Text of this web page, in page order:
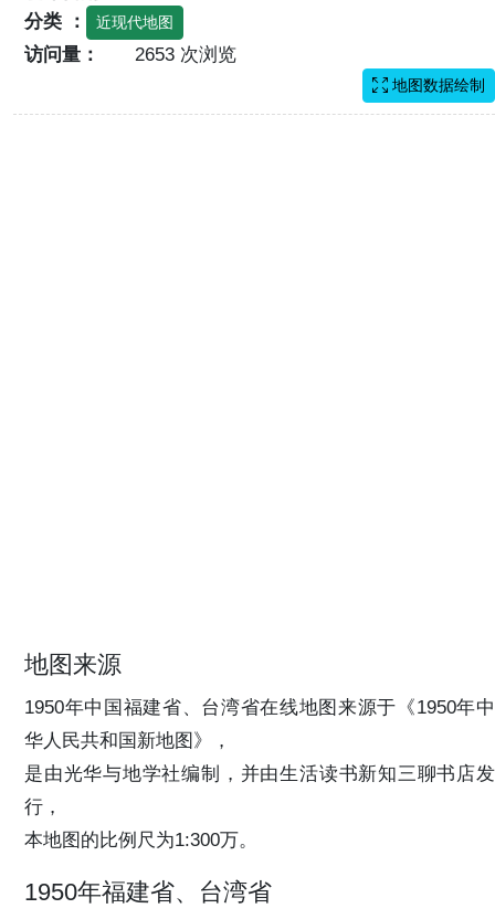
分类 ：
近现代地图
访问量： 2653 次浏览
地图数据绘制
地图来源
1950年中国福建省、台湾省在线地图来源于《1950年中
华人民共和国新地图》，
是由光华与地学社编制，并由生活读书新知三聊书店发
行，
本地图的比例尺为1:300万。
1950年福建省、台湾省